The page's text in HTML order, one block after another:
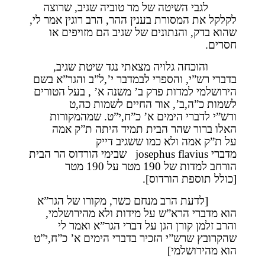
לגבי השיטה של מר טוביה שגיב, שרוצה
לקלקל את המסורת בענין ההר, הרב רוגין אמר לי,
שהוא בדק, והנתונים של שגיב הם מזויפים או
חסרים.
והוכחה גלויה מצאתי נגד שיטת שגיב,
בדברי רש”י, והספרי לבמדבר י’,ל”ב והגר”א בשם
הירושלמי למדות פרק ב’ משנה א’ , בעל הטורים
לשמות כ”ה,ב’, אור החיים לשמות כה,ט
ורש”י לדברי הימים א’ כ”ח,י”ט. שמהמקורות
האלו ברור שהר הבית תמיד היתה ת”ק אמה
על ת”ק אמה ולא כמו ששגיב דייק
מדברי josephus flavius
שבימי הורדוס הר הבית
הורחב למדות של 190 מטר על 190 מטר
[כולל תוספת הורדוס].
[לדעת הרב מנחם כשר, מקורו של הגר”א
הוא מדברי הרא”ש על מידות ולא מהירושלמי,
והרב זלמן קורן הגן על דברי הגר”א ואמר לי
שהקרובץ שרש”י הזכיר בדברי הימים א’ כ”ח,י”ט
הוא מהירושלמי]